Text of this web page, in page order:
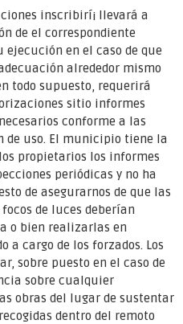
inscribirí¡ llevará a
de el correspondiente
en el caso de que
alrededor mismo
todo supuesto, requerirá
sitio informes
conforme a las
de uso. El municipio tiene la
propietarios los informes
periódicas y no ha
de asegurarnos de que las
de luces deberían
o bien realizarlas en
cargo de los forzados. Los
sobre puesto en el caso de
sobre cualquier
obras del lugar de sustentar
dentro del remoto